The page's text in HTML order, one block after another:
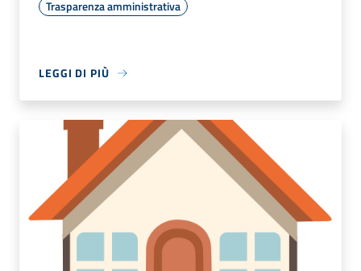
Trasparenza amministrativa
LEGGI DI PIÙ